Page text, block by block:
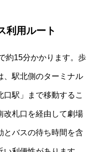
利用ルート
約15分かかります。歩
、駅北側のターミナル
駅」まで移動するこ
改札口を経由して劇場
とバスの待ち時間を含